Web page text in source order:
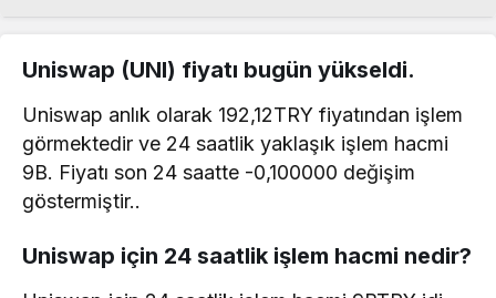
Uniswap (UNI) fiyatı bugün yükseldi.
Uniswap anlık olarak 192,12TRY fiyatından işlem
görmektedir ve 24 saatlik yaklaşık işlem hacmi
9B. Fiyatı son 24 saatte -0,100000 değişim
göstermiştir..
Uniswap için 24 saatlik işlem hacmi nedir?